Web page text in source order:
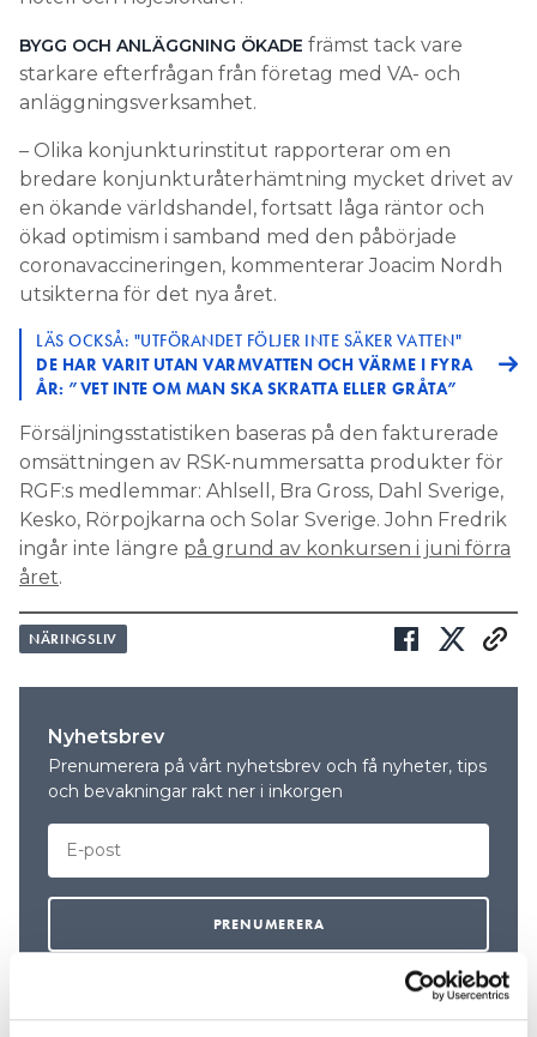
BYGG OCH ANLÄGGNING ÖKADE främst tack vare
starkare efterfrågan från företag med VA- och
anläggningsverksamhet.
– Olika konjunkturinstitut rapporterar om en
bredare konjunkturåterhämtning mycket drivet av
en ökande världshandel, fortsatt låga räntor och
ökad optimism i samband med den påbörjade
coronavaccineringen, kommenterar Joacim Nordh
utsikterna för det nya året.
LÄS OCKSÅ: "UTFÖRANDET FÖLJER INTE SÄKER VATTEN"
DE HAR VARIT UTAN VARMVATTEN OCH VÄRME I FYRA
ÅR: ”VET INTE OM MAN SKA SKRATTA ELLER GRÅTA”
Försäljningsstatistiken baseras på den fakturerade
omsättningen av RSK-nummersatta produkter för
RGF:s medlemmar: Ahlsell, Bra Gross, Dahl Sverige,
Kesko, Rörpojkarna och Solar Sverige. John Fredrik
ingår inte längre på grund av konkursen i juni förra
året.
NÄRINGSLIV
Nyhetsbrev
Prenumerera på vårt nyhetsbrev och få nyheter, tips
och bevakningar rakt ner i inkorgen